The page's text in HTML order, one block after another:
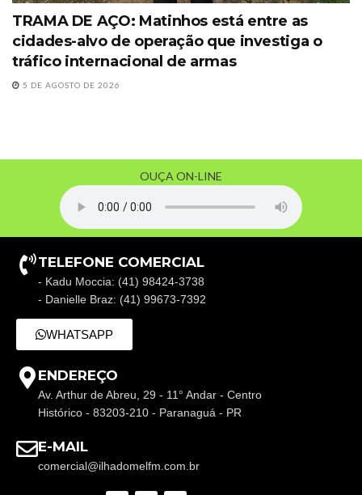
TRAMA DE AÇO: Matinhos está entre as
cidades-alvo de operação que investiga o
tráfico internacional de armas
5 DE AGOSTO DE 2026
OUÇA ON-LINE
TELEFONE COMERCIAL
- Kadu Moccia: (41) 98424-3738
- Danielle Braz: (41) 99673-7392
WHATSAPP
ENDEREÇO
Av. Arthur de Abreu, 29 - 11° Andar - Centro
Histórico - 83203-210 - Paranaguá - PR
E-MAIL
comercial@ilhadomelfm.com.br